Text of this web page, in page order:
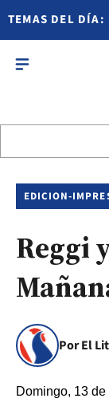
TEMAS DEL DÍA:
EDICION-
Reggi
Por El
Domingo, 13